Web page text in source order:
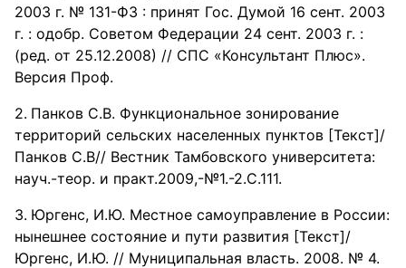
2003 г. № 131-ФЗ : принят Гос. Думой 16 сент. 2003
г. : одобр. Советом Федерации 24 сент. 2003 г. :
(ред. от 25.12.2008) // СПС «Консультант Плюс».
Версия Проф.
Панков С.В. Функциональное зонирование
территорий сельских населенных пунктов [Текст]/
Панков С.В// Вестник Тамбовского университета:
науч.-теор. и практ.2009,-№1.-2.С.111.
Юргенс, И.Ю. Местное самоуправление в России:
нынешнее состояние и пути развития [Текст]/
Юргенс, И.Ю. // Муниципальная власть. 2008. № 4.